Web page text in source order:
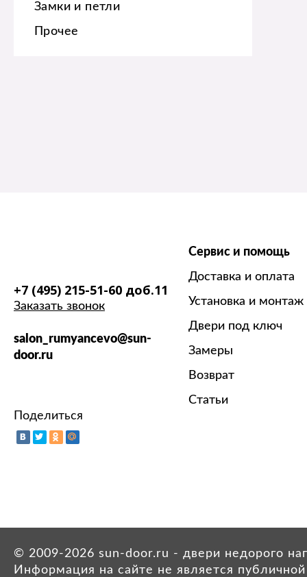
Замки и петли
Прочее
+7 (495) 215-51-60 доб.11
Заказать звонок
salon_rumyancevo@sun-
door.ru
Поделиться
Сервис и помощь
Доставка и оплата
Установка и монтаж
Двери под ключ
Замеры
Возврат
Статьи
© 2009-2026 sun-door.ru - двери недорого
Информация на сайте не является